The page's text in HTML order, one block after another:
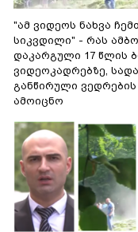
"ამ ვიდეოს ნახვა
სიკვდილი" - რას
დაკარგული 17 წლის
ვიდეოკადრებზე,
განწირული ვედრების
ამოიცნო